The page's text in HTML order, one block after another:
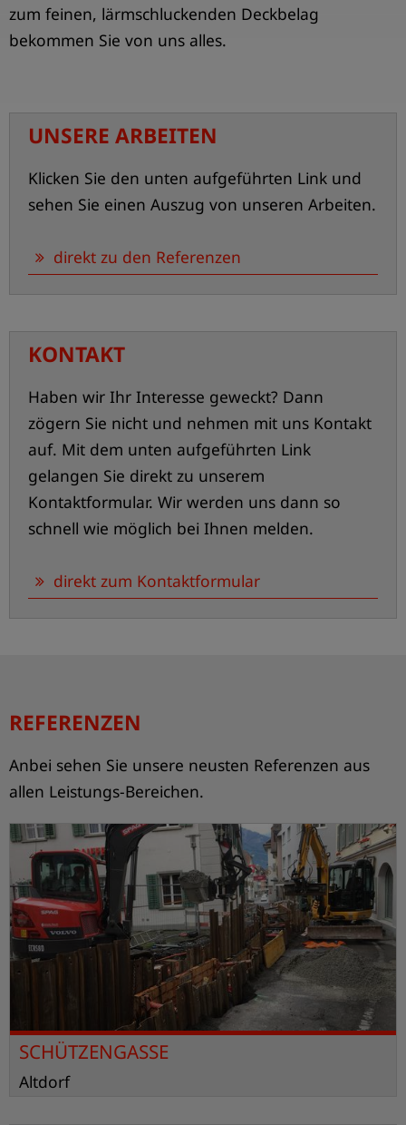
zum feinen, lärmschluckenden Deckbelag
bekommen Sie von uns alles.
UNSERE ARBEITEN
Klicken Sie den unten aufgeführten Link und
sehen Sie einen Auszug von unseren Arbeiten.
direkt zu den Referenzen
KONTAKT
Haben wir Ihr Interesse geweckt? Dann
zögern Sie nicht und nehmen mit uns Kontakt
auf. Mit dem unten aufgeführten Link
gelangen Sie direkt zu unserem
Kontaktformular. Wir werden uns dann so
schnell wie möglich bei Ihnen melden.
direkt zum Kontaktformular
REFERENZEN
Anbei sehen Sie unsere neusten Referenzen aus
allen Leistungs-Bereichen.
SCHÜTZENGASSE
Altdorf